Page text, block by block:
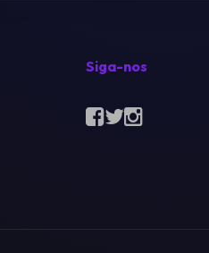
Siga-nos